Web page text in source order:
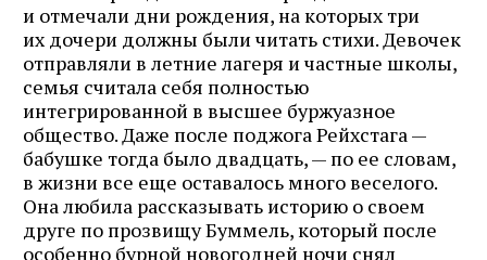
и отмечали дни рождения, на которых три
их дочери должны были читать стихи. Девочек
отправляли в летние лагеря и частные школы,
семья считала себя полностью
интегрированной в высшее буржуазное
общество. Даже после поджога Рейхстага —
бабушке тогда было двадцать, — по ее словам,
в жизни все еще оставалось много веселого.
Она любила рассказывать историю о своем
друге по прозвищу Буммель, который после
особенно бурной новогодней ночи снял